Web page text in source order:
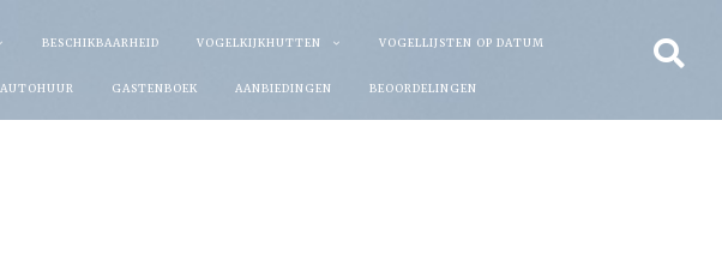
BESCHIKBAARHEID VOGELKIJKHUTTEN VOGELLIJSTEN OP DATUM
AUTOHUUR GASTENBOEK AANBIEDINGEN BEOORDELINGEN